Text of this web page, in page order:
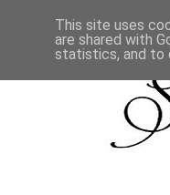
This site uses
are shared with
statistics, and to